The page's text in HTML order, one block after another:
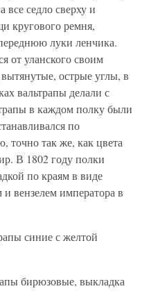
все седло сверху и
кругового ремня,
луки ленчика.
от уланского своим
острые углы, в
вальтрапы делали с
в каждом полку были
по
так же, как цвета
В 1802 году полки
по краям в виде
вензелем императора в
синие с желтой
бирюзовые, выкладка